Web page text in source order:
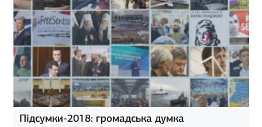
Підсумки-2018: громадська думка